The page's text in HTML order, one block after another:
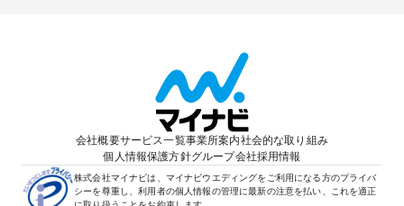
会社概要サービス一覧事業所案内社会的な取り組み
個人情報保護方針グループ会社採用情報
株式会社マイナビは、マイナビウエディングをご利用になる方のプライバ
シーを尊重し、利用者の個人情報の管理に最新の注意を払い、これを適正